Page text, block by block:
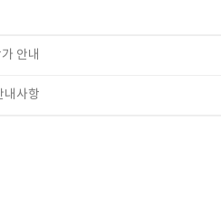
안내
내사항